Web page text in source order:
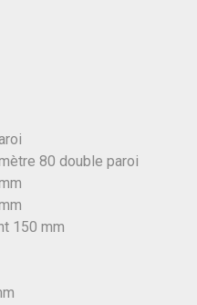
80 double paroi
150 mm